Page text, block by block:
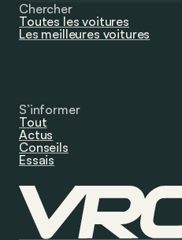
Chercher
Toutes les voitures
Les meilleures voitures
S’informer
Tout
Actus
Conseils
Essais